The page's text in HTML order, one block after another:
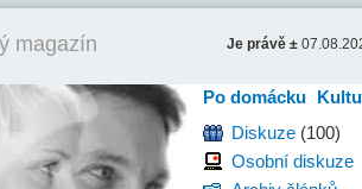
magazín Je právě ±
Po domácku
Diskuze (100)
Osobní diskuze